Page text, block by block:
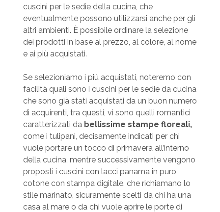
cuscini per le sedie della cucina, che
eventualmente possono utilizzarsi anche per gli
altri ambienti. È possibile ordinare la selezione
dei prodotti in base al prezzo, al colore, al nome
e ai più acquistati.
Se selezioniamo i più acquistati, noteremo con
facilità quali sono i cuscini per le sedie da cucina
che sono già stati acquistati da un buon numero
di acquirenti, tra questi, vi sono quelli romantici
caratterizzati da bellissime stampe floreali,
come i tulipani, decisamente indicati per chi
vuole portare un tocco di primavera all’interno
della cucina, mentre successivamente vengono
proposti i cuscini con lacci panama in puro
cotone con stampa digitale, che richiamano lo
stile marinato, sicuramente scelti da chi ha una
casa al mare o da chi vuole aprire le porte di